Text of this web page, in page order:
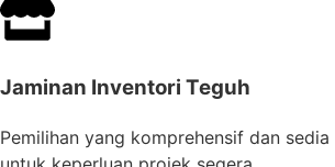
Jaminan Inventori Teguh
Pemilihan yang komprehensif dan